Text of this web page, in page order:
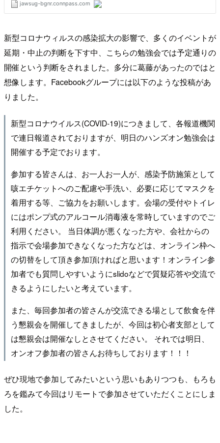
新型コロナウィルスの感染拡大の影響で、多くのイベントが
延期・中止の判断を下す中、こちらの勉強会では予定通りの
開催という判断をされました。多分に葛藤があったのではと
想像します。Facebookグループには以下のような投稿があ
りました。
新型コロナウイルス(COVID-19)につきまして、各報道機関
で連日報道されておりますが、明日のハンズオン勉強会は
開催する予定でおります。
参加する皆さんは、お一人お一人が、感染予防施策として
咳エチケットへのご配慮や手洗い、必要に応じてマスクを
着用する等、ご協力をお願いします。会場の受付やトイレ
にはポンプ式のアルコール消毒液を常時していますのでご
利用ください。 当日体調が悪くなった方や、会社からの
指示で会場参加できなくなった方などは、オンライン枠へ
の切替をして頂き参加頂ければと思います！オンライン参
加者でも質問しやすいようにslidoなどで質疑応答や交流で
きるようにしたいと考えています。
また、毎回参加者の皆さんが交流できる場として飲食を伴
う懇親会を開催してきましたが、今回は初心者支部として
は懇親会は開催なしとさせてください。 それでは明日、
オンオフ参加者の皆さんお待ちしております！！！
ぜひ現地で参加してみたいという思いもありつつも、もろも
ろを鑑みて今回はリモートで参加させていただくことにしま
した。